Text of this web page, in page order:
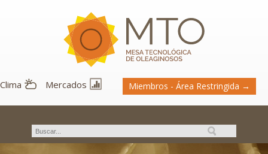
Clima Mercados Miembros - Área Restringida →